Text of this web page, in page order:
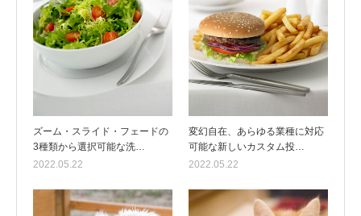
ズーム・スライド・フェードの
3種類から選択可能な洗…
2022.05.22
変幻自在、あらゆる業種に対応
可能な新しいカスタム投…
2022.05.22